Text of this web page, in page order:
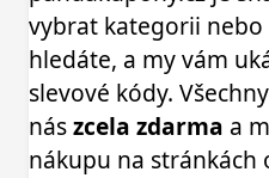
vybrat kategorii
hledáte, a my vám
slevové kódy. Všechny
nászcela zdarma a
nákupu na stránkách